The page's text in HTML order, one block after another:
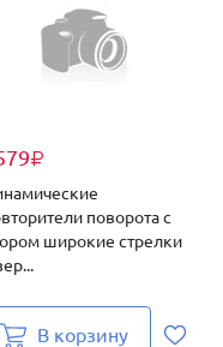
₽
поворота с
широкие стрелки
В корзину